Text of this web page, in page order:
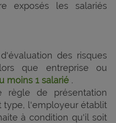
exposés les salariés
des risques
que entreprise ou
moins 1 salarié .
règle de présentation
type, l'employeur établit
à condition qu'il soit